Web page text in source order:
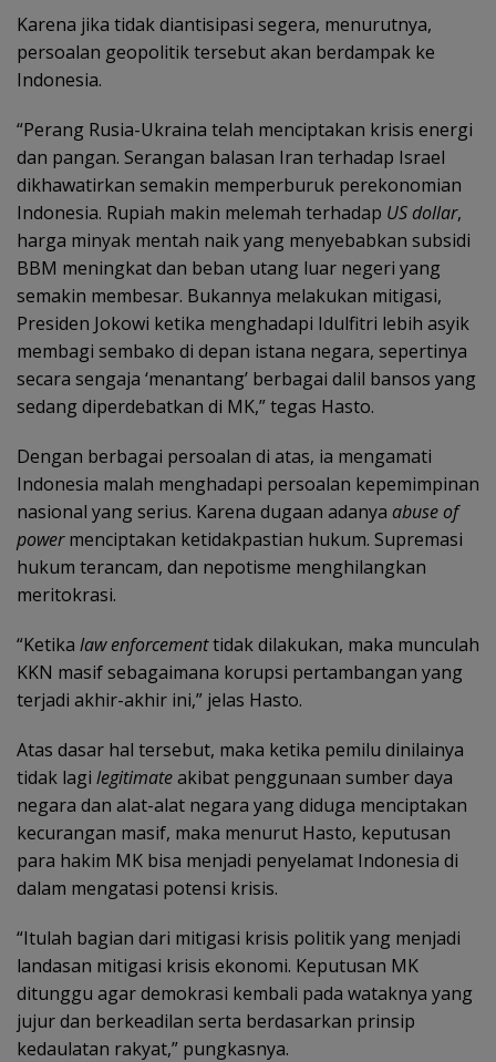
Karena jika tidak diantisipasi segera, menurutnya,
persoalan geopolitik tersebut akan berdampak ke
Indonesia.
“Perang Rusia-Ukraina telah menciptakan krisis energi
dan pangan. Serangan balasan Iran terhadap Israel
dikhawatirkan semakin memperburuk perekonomian
Indonesia. Rupiah makin melemah terhadap US dollar,
harga minyak mentah naik yang menyebabkan subsidi
BBM meningkat dan beban utang luar negeri yang
semakin membesar. Bukannya melakukan mitigasi,
Presiden Jokowi ketika menghadapi Idulfitri lebih asyik
membagi sembako di depan istana negara, sepertinya
secara sengaja ‘menantang’ berbagai dalil bansos yang
sedang diperdebatkan di MK,” tegas Hasto.
Dengan berbagai persoalan di atas, ia mengamati
Indonesia malah menghadapi persoalan kepemimpinan
nasional yang serius. Karena dugaan adanya abuse of
powermenciptakan ketidakpastian hukum. Supremasi
hukum terancam, dan nepotisme menghilangkan
meritokrasi.
“Ketika law enforcementtidak dilakukan, maka munculah
KKN masif sebagaimana korupsi pertambangan yang
terjadi akhir-akhir ini,” jelas Hasto.
Atas dasar hal tersebut, maka ketika pemilu dinilainya
tidak lagi legitimateakibat penggunaan sumber daya
negara dan alat-alat negara yang diduga menciptakan
kecurangan masif, maka menurut Hasto, keputusan
para hakim MK bisa menjadi penyelamat Indonesia di
dalam mengatasi potensi krisis.
“Itulah bagian dari mitigasi krisis politik yang menjadi
landasan mitigasi krisis ekonomi. Keputusan MK
ditunggu agar demokrasi kembali pada wataknya yang
jujur dan berkeadilan serta berdasarkan prinsip
kedaulatan rakyat,” pungkasnya.